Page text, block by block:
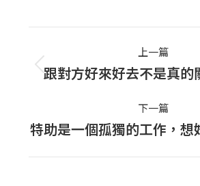
navigation
上一篇
上
篇
文
章：
跟對方好來好去不是真的
下一篇
下
特助是一個孤獨的工作，想